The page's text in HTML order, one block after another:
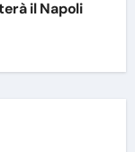
il Napoli